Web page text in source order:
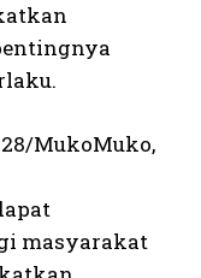
MukoMuko,
masyarakat